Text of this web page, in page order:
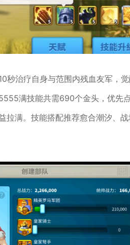
治疗自身与范围内残血友军，觉
满技能共需690个金头，优先
满。技能搭配推荐愈合潮汐、